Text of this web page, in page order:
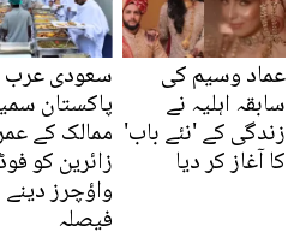
عماد وسیم کی
سابقہ اہلیہ نے
زندگی کے 'نئے باب'
کا آغاز کر دیا
سعودی عرب
ممالک کے
زائرین کو
واؤچرز دینے
فیصلہ